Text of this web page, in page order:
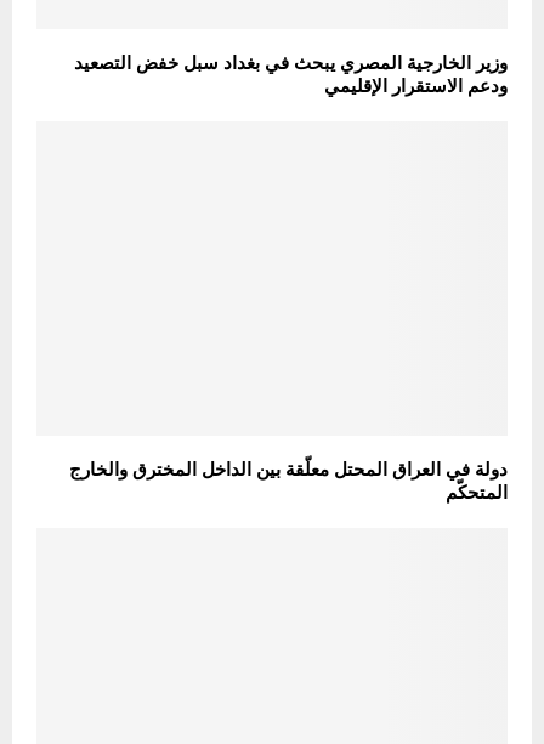
وزير الخارجية المصري يبحث في بغداد سبل خفض التصعيد
ودعم الاستقرار الإقليمي
دولة في العراق المحتل معلّقة بين الداخل المخترق والخارج
المتحكّم